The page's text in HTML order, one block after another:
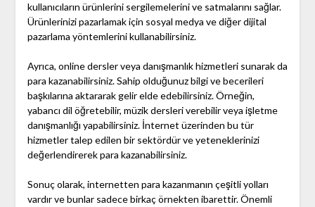
kullanıcıların ürünlerini sergilemelerini ve satmalarını sağlar.
Ürünlerinizi pazarlamak için sosyal medya ve diğer dijital
pazarlama yöntemlerini kullanabilirsiniz.
Ayrıca, online dersler veya danışmanlık hizmetleri sunarak da
para kazanabilirsiniz. Sahip olduğunuz bilgi ve becerileri
başkılarına aktararak gelir elde edebilirsiniz. Örneğin,
yabancı dil öğretebilir, müzik dersleri verebilir veya işletme
danışmanlığı yapabilirsiniz. İnternet üzerinden bu tür
hizmetler talep edilen bir sektördür ve yeteneklerinizi
değerlendirerek para kazanabilirsiniz.
Sonuç olarak, internetten para kazanmanın çeşitli yolları
vardır ve bunlar sadece birkaç örnekten ibarettir. Önemli